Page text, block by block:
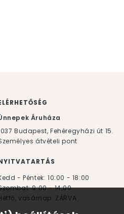
Áruháza
Budapest, Fehéregyházi út 15.
átvételi pont
- Péntek: 10:00 - 18:00
9:00 - 14:00
vasárnap: ZÁRVA